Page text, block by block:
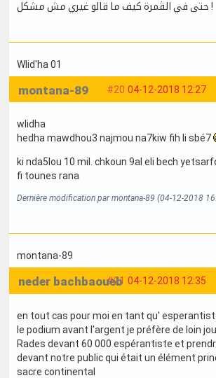
حتى في الڨمرة كيف ما قالو غيري مش مشكل !
Wlid'ha 01
#20 04-12-2018 12:27
montana-89
wlidha
hedha mawdhou3 najmou na7kiw fih li sbé7
ki nda5lou 10 mil. chkoun 9al eli bech
fi tounes rana
Dernière modification par montana-89 (04-12-2018
montana-89
#21 04-12-2018 12:35
neder bachbaoueb
en tout cas pour moi en tant qu'
le podium avant l'argent je préfère de loin
Rades devant 60 000 espérantiste et
devant notre public qui était un élément
sacre continental